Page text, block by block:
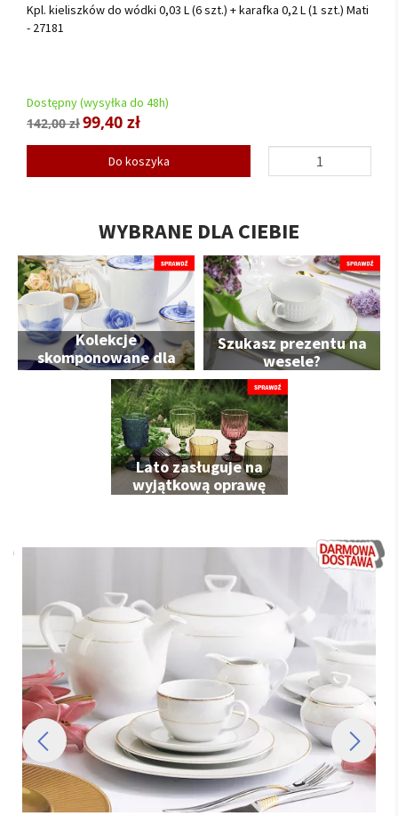
Kpl. kieliszków do wódki 0,03 L (6 szt.) + karafka 0,2 L (1 szt.) Mati
- 27181
Dostępny (wysyłka do 48h)
142,00 zł99,40 zł
Do koszyka
WYBRANE DLA CIEBIE
Kolekcje
skomponowane dla
Ciebie
Szukasz prezentu na
wesele?
Lato zasługuje na
wyjątkową oprawę